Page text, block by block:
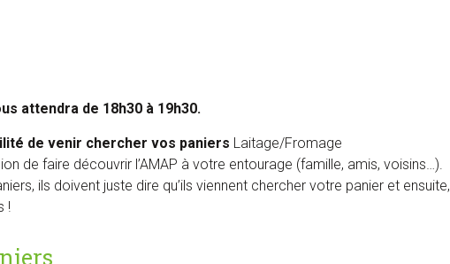
attendra de 18h30 à 19h30.
de venir chercher vos paniers Laitage/Fromage
de faire découvrir l’AMAP à votre entourage (famille, amis, voisins…).
ils doivent juste dire qu’ils viennent chercher votre panier et ensuite,
!